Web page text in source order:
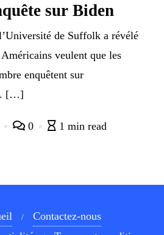
sur Biden
de Suffolk a révélé
veulent que les
enquêtent sur
[…]
0 1 min read
Contactez-nous